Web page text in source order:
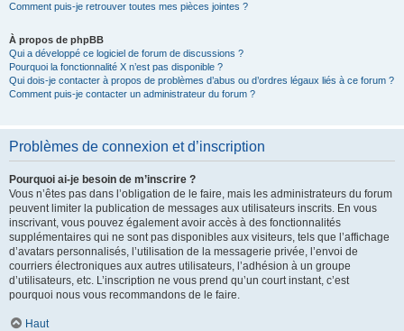
Comment puis-je retrouver toutes mes pièces jointes ?
À propos de phpBB
Qui a développé ce logiciel de forum de discussions ?
Pourquoi la fonctionnalité X n’est pas disponible ?
Qui dois-je contacter à propos de problèmes d’abus ou d’ordres légaux liés à ce forum ?
Comment puis-je contacter un administrateur du forum ?
Problèmes de connexion et d’inscription
Pourquoi ai-je besoin de m’inscrire ?
Vous n’êtes pas dans l’obligation de le faire, mais les administrateurs du forum
peuvent limiter la publication de messages aux utilisateurs inscrits. En vous
inscrivant, vous pouvez également avoir accès à des fonctionnalités
supplémentaires qui ne sont pas disponibles aux visiteurs, tels que l’affichage
d’avatars personnalisés, l’utilisation de la messagerie privée, l’envoi de
courriers électroniques aux autres utilisateurs, l’adhésion à un groupe
d’utilisateurs, etc. L’inscription ne vous prend qu’un court instant, c’est
pourquoi nous vous recommandons de le faire.
Haut